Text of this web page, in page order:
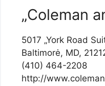
„Coleman
5017 „York Road
Baltimorė, MD,
(410) 464-2208
http://